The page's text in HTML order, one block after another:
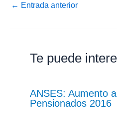
← Entrada anterior
Te puede
ANSES: Aumento
Pensionados 2016